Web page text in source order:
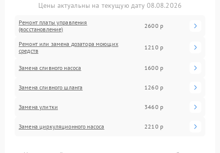
Цены актуальны на текущую дату 08.08.2026
Ремонт платы управления
(восстановление)
2600 р
Ремонт или замена дозатора моющих
средств
1210 р
Замена сливного насоса 1600 р
Замена сливного шланга 1260 р
Замена улитки 3460 р
Замена циркуляционного насоса 2210 р